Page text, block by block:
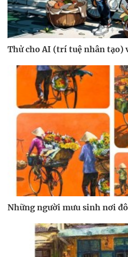
Thử cho AI (trí tuệ nhân tạo)
Những người mưu sinh nơi